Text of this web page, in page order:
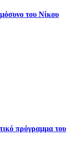
του Νίκου
πρόγραμμα του